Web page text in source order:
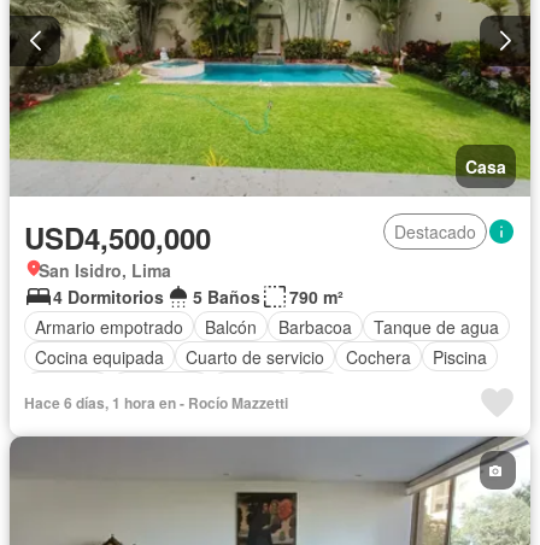
Casa
USD4,500,000
Destacado
San Isidro, Lima
4 Dormitorios
5 Baños
790 m²
Armario empotrado
Balcón Barbacoa
Tanque de agua
Cocina equipada
Cuarto de servicio Cochera
Piscina
Hace 6 días, 1 hora en - Rocío Mazzetti